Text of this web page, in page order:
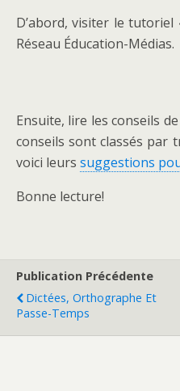
D’abord, visiter le tutoriel
Réseau Éducation-Médias.
Ensuite, lire les conseils
conseils sont classés par
voici leurs suggestions
Bonne lecture!
Publication Précédente
Dictées, Orthographe Et
Passe-Temps